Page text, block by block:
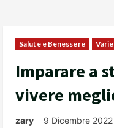
Salute e Benessere Varie
Imparare a
vivere
zary 9 Dicembre 2022